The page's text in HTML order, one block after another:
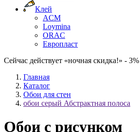
Клей
ACM
Loymina
ORAC
Европласт
Сейчас действует «ночная скидка!» -
Главная
Каталог
Обои для стен
обои серый Абстрактная полоса
Обои с рисунком